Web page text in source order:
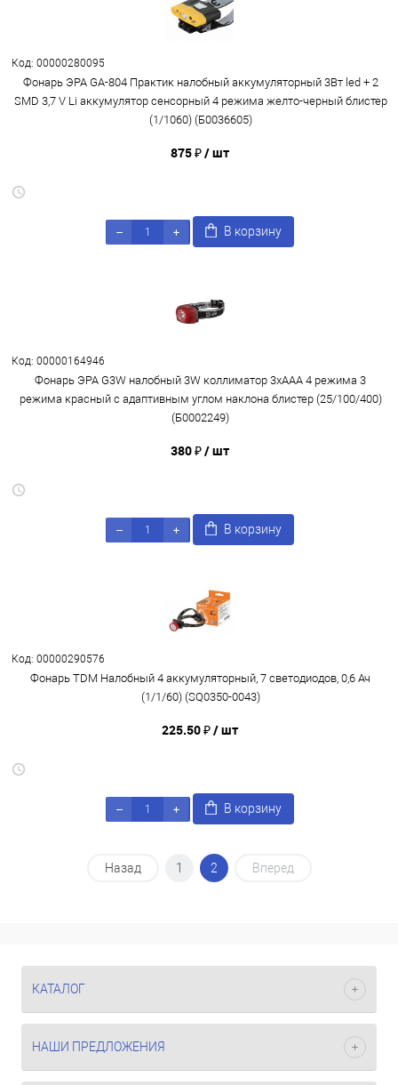
Код: 00000280095
Фонарь ЭРА GA-804 Практик налобный аккумуляторный 3Вт led + 2
SMD 3,7 V Li аккумулятор сенсорный 4 режима желто-черный блистер
(1/1060) (Б0036605)
875 ₽/ шт
В корзину
Код: 00000164946
Фонарь ЭРА G3W налобный 3W коллиматор 3хААА 4 режима 3
режима красный с адаптивным углом наклона блистер (25/100/400)
(Б0002249)
380 ₽/ шт
В корзину
Код: 00000290576
Фонарь TDM Налобный 4 аккумуляторный, 7 светодиодов, 0,6 Ач
(1/1/60) (SQ0350-0043)
225.50 ₽/ шт
В корзину
Назад 1 2 Вперед
КАТАЛОГ
НАШИ ПРЕДЛОЖЕНИЯ